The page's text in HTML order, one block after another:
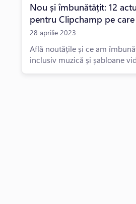
Nou și îmbunătățit: 12
pentru Clipchamp pe
28 aprilie 2023
Află noutățile și ce am
inclusiv muzică și șabloane